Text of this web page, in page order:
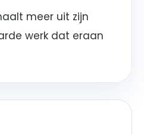
meer uit zijn
werk dat eraan